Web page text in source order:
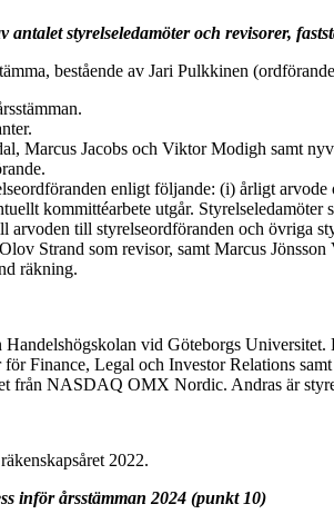
antalet styrelseledamöter och revisorer,
bestående av Jari Pulkkinen
Marcus Jacobs och Viktor Modigh samt
enligt följande: (i) årligt
kommittéarbete utgår.
till styrelseordföranden och övriga
Strand som revisor, samt Marcus
räkning.
vid Göteborgs
Finance, Legal och Investor Relations
från NASDAQ OMX Nordic. Andras är
2022.
inför årsstämman 2024 (punkt 10)